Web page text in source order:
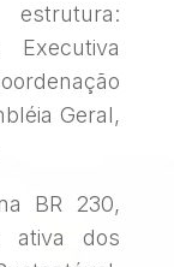
Executiva
Geral,
BR 230,
ativa dos